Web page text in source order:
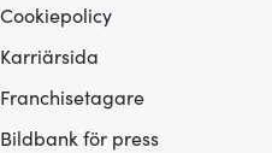
Cookiepolicy
Karriärsida
Franchisetagare
Bildbank för press